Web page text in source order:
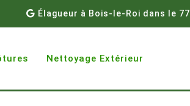
Élagueur à Bois-le-Roi dans le 77
Nettoyage Extérieur